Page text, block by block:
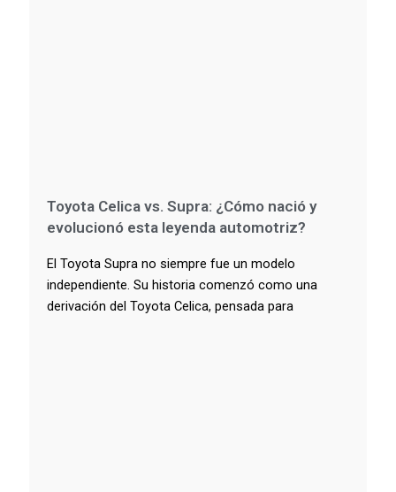
Toyota Celica vs. Supra: ¿Cómo nació y
evolucionó esta leyenda automotriz?
El Toyota Supra no siempre fue un modelo
independiente. Su historia comenzó como una
derivación del Toyota Celica, pensada para